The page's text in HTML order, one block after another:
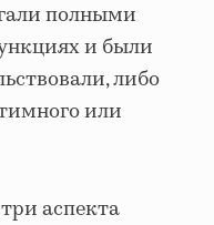
полными
и были
либо
или
аспекта